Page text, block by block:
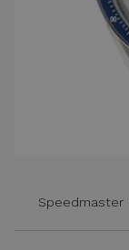
Speedmaster